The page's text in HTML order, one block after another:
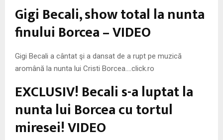
E
N
Gigi Becali, show total la nunta
finului Borcea – VIDEO
Gigi Becali a cântat şi a dansat de a rupt pe muzică
aromână la nunta lui Cristi Borcea….click.ro
EXCLUSIV! Becali s-a luptat la
nunta lui Borcea cu tortul
miresei! VIDEO